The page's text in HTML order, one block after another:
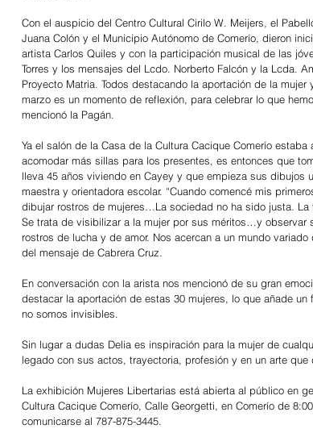
Con el auspicio del Centro Cultural Cirilo W. Meijers, el
Juana Colón y el Municipio Autónomo de Comerío, dieron
artista Carlos Quiles y con la participación musical de las
Torres y los mensajes del Lcdo. Norberto Falcón y la Lcda.
Proyecto Matria. Todos destacando la aportación de la mujer
marzo es un momento de reflexión, para celebrar lo que
mencionó la Pagán.
Ya el salón de la Casa de la Cultura Cacique Comerío
acomodar más sillas para los presentes, es entonces que
lleva 45 años viviendo en Cayey y que empieza sus dibujos
maestra y orientadora escolar. “Cuando comencé mis
dibujar rostros de mujeres…La sociedad no ha sido justa.
Se trata de visibilizar a la mujer por sus méritos…y observar
rostros de lucha y de amor. Nos acercan a un mundo
del mensaje de Cabrera Cruz.
En conversación con la arista nos mencionó de su gran
destacar la aportación de estas 30 mujeres, lo que añade
no somos invisibles.
Sin lugar a dudas Delia es inspiración para la mujer de
legado con sus actos, trayectoria, profesión y en un arte
La exhibición Mujeres Libertarias está abierta al público en
Cultura Cacique Comerío, Calle Georgetti, en Comerío de
comunicarse al 787-875-3445.